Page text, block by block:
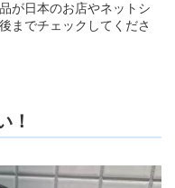
が日本のお店やネットシ
までチェックしてくださ
！